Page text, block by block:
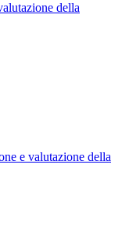
della
e valutazione della